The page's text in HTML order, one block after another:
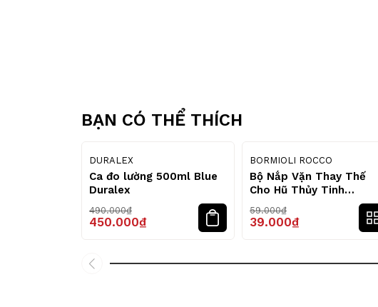
BẠN CÓ THỂ THÍCH
DURALEX
Ca đo lường 500ml Blue
Duralex
490.000₫
450.000₫
BORMIOLI ROCCO
Bộ Nắp Vặn Thay Thế
Cho Hũ Thủy Tinh
Quattro 56mm /
86mm – Bormioli
59.000₫
39.000₫